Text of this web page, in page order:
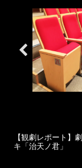
【観劇レポート】
キ「治天ノ君」